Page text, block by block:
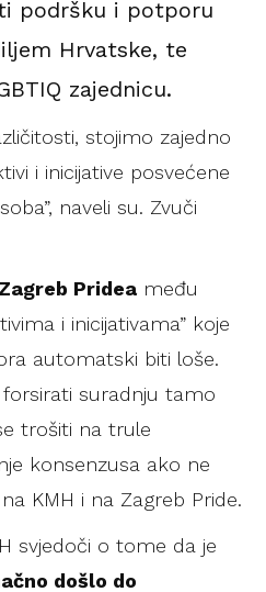
podršku i potporu
Hrvatske, te
zajednicu.
stojimo zajedno
i inicijative posvećene
naveli su. Zvuči
Pridea među
i inicijativama” koje
automatski biti loše.
suradnju tamo
trošiti na trule
konsenzusa ako ne
KMH i na Zagreb Pride.
svjedoči o tome da je
došlo do